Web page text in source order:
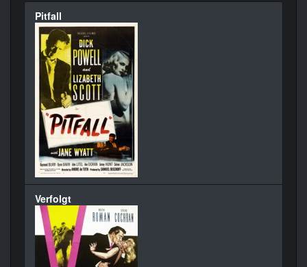
Pitfall
Verfolgt